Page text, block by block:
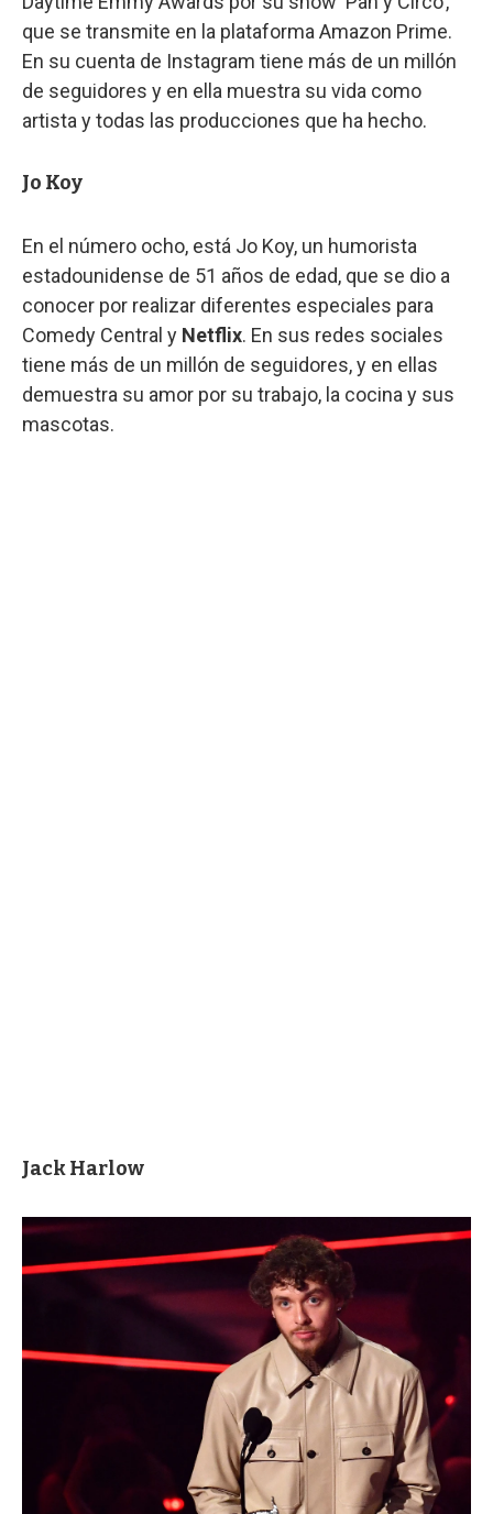
que se transmite en la plataforma Amazon Prime.
En su cuenta de Instagram tiene más de un millón
de seguidores y en ella muestra su vida como
artista y todas las producciones que ha hecho.
Jo Koy
En el número ocho, está Jo Koy, un humorista
estadounidense de 51 años de edad, que se dio a
conocer por realizar diferentes especiales para
Comedy Central y Netflix. En sus redes sociales
tiene más de un millón de seguidores, y en ellas
demuestra su amor por su trabajo, la cocina y sus
mascotas.
Jack Harlow